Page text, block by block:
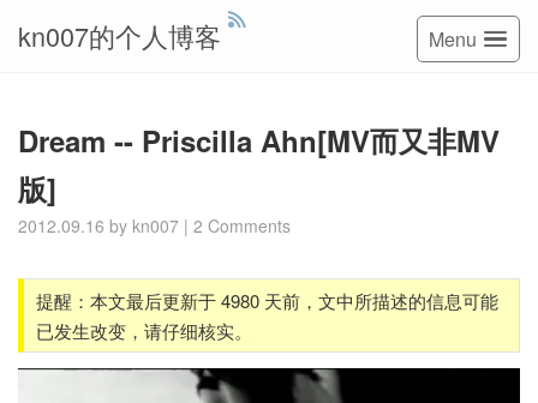
kn007的个人博客 Menu
Dream -- Priscilla Ahn[MV而又非MV
版]
2012.09.16 by kn007 | 2 Comments
提醒：本文最后更新于 4980 天前，文中所描述的信息可能
已发生改变，请仔细核实。